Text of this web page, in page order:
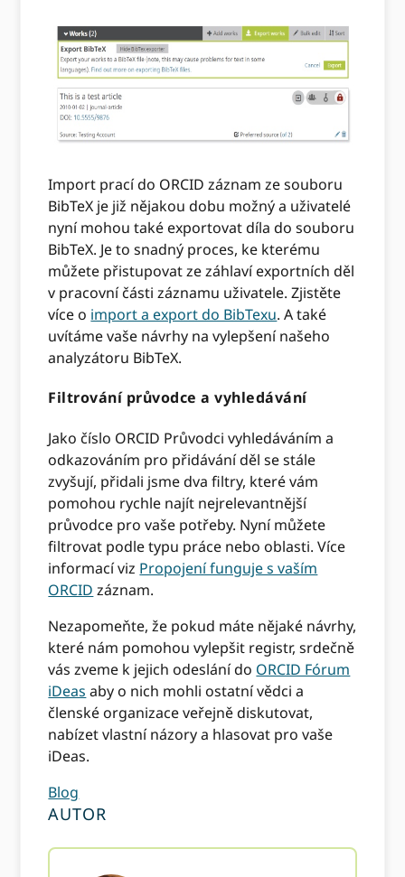
Import prací do ORCID záznam ze souboru
BibTeX je již nějakou dobu možný a uživatelé
nyní mohou také exportovat díla do souboru
BibTeX. Je to snadný proces, ke kterému
můžete přistupovat ze záhlaví exportních děl
v pracovní části záznamu uživatele. Zjistěte
více o import a export do BibTexu. A také
uvítáme vaše návrhy na vylepšení našeho
analyzátoru BibTeX.
Filtrování průvodce a vyhledávání
Jako číslo ORCID Průvodci vyhledáváním a
odkazováním pro přidávání děl se stále
zvyšují, přidali jsme dva filtry, které vám
pomohou rychle najít nejrelevantnější
průvodce pro vaše potřeby. Nyní můžete
filtrovat podle typu práce nebo oblasti. Více
informací viz Propojení funguje s vaším
ORCID záznam.
Nezapomeňte, že pokud máte nějaké návrhy,
které nám pomohou vylepšit registr, srdečně
vás zveme k jejich odeslání do ORCID Fórum
iDeas aby o nich mohli ostatní vědci a
členské organizace veřejně diskutovat,
nabízet vlastní názory a hlasovat pro vaše
iDeas.
Blog
AUTOR